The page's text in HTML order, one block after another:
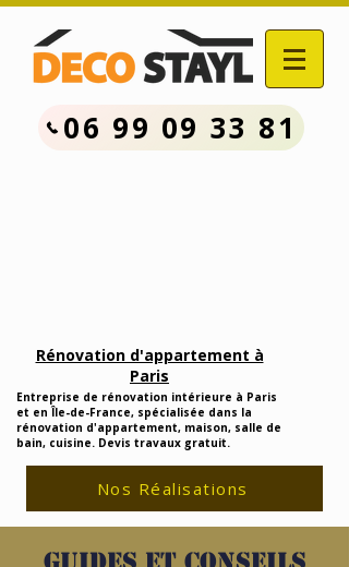
06 99 09 33 81
Rénovation d'appartement à
Paris
Entreprise de rénovation intérieure à Paris
et en Île-de-France, spécialisée dans la
rénovation d'appartement, maison, salle de
bain, cuisine. Devis travaux gratuit.
Nos Réalisations